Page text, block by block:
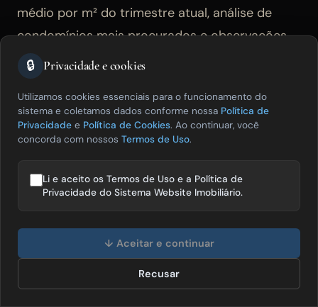
médio por m² do trimestre atual, análise de
condomínios mais procurados e observações
de campo verificáveis, esse artigo tem
especificidade que nenhum concorrente sem
presença local consegue replicar.
Para maximizar a probabilidade de citação pelo
ChatGPT), os artigos precisam seguir uma
primeiro parágrafo de cada seção (não
enterrada após contexto introdutório longo),
data de referência explícita em todos os dados
🔒 Privacidade e cookies
Utilizamos cookies essenciais para o funcionamento do
sistema e coletamos dados conforme nossa Política de
Privacidade e Política de Cookies. Ao continuar, você
concorda com nossos Termos de Uso.
Li e aceito os Termos de Uso e a Política de
Privacidade do Sistema Website Imobiliário.
↓ Aceitar e continuar
Recusar
imóveis? 😊